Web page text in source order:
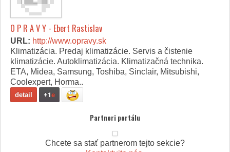
O P R A V Y - Ebert Rastislav
URL: http://www.opravy.sk
Klimatizácia. Predaj klimatizácie. Servis a čistenie
klimatizácie. Autoklimatizácia. Klimatizačná technika.
ETA, Midea, Samsung, Toshiba, Sinclair, Mitsubishi,
Coolexpert, Horma..
detail +1e
Partneri portálu
Chcete sa stať partnerom tejto sekcie?